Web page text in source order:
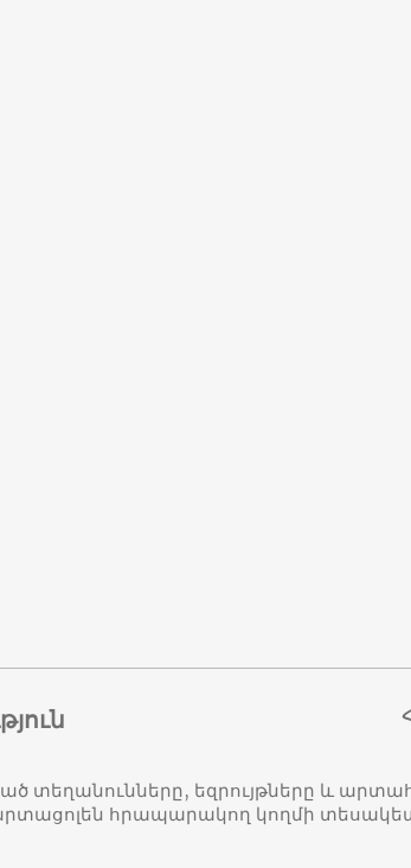
տեղանունները, եզրույթները և
հրապարակող կողմի